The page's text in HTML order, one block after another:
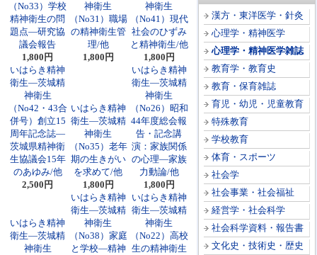
漢方・東洋医学・針灸
心理学・精神医学
心理学・精神医学雑誌
教育学・教育史
教育・保育雑誌
育児・幼児・児童教育
特殊教育
学校教育
体育・スポーツ
社会学
社会事業・社会福祉
経営学・社会科学
社会科学資料・報告書
文化史・技術史・歴史
（No33）学校
精神衛生の問
題点―研究協
議会報告
1,800円
神衛生
（No31）職場
の精神衛生管
理/他
1,800円
神衛生
（No41）現代
社会のひずみ
と精神衛生/他
1,800円
いはらき精神
衛生―茨城精
神衛生
（No42・43合
併号）創立15
周年記念誌―
茨城県精神衛
生協議会15年
のあゆみ/他
2,500円
いはらき精神
衛生―茨城精
神衛生
（No35）老年
期の生きがい
を求めて/他
1,800円
いはらき精神
衛生―茨城精
神衛生
（No26）昭和
44年度総会報
告・記念講
演：家族関係
の心理―家族
力動論/他
1,800円
いはらき精神
衛生―茨城精
神衛生
いはらき精神
衛生―茨城精
神衛生
（No38）家庭
と学校―精神
いはらき精神
衛生―茨城精
神衛生
（No22）高校
生の精神衛生